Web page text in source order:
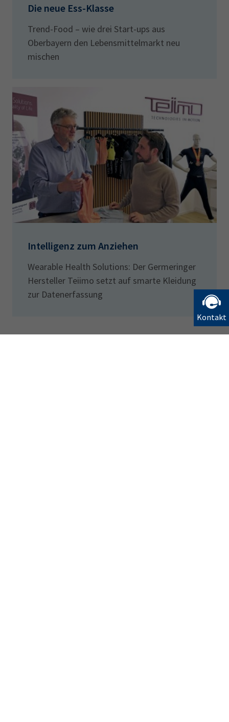
Kontakt
Die neue Ess-Klasse
Trend-Food – wie drei Start-ups aus
Oberbayern den Lebensmittelmarkt neu
mischen
Intelligenz zum Anziehen
Wearable Health Solutions: Der Germeringer
Hersteller Teiimo setzt auf smarte Kleidung
zur Datenerfassung